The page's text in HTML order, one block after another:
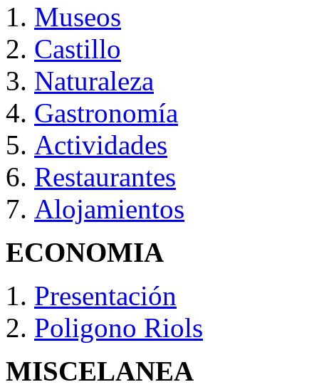
Museos
Castillo
Naturaleza
Gastronomía
Actividades
Restaurantes
Alojamientos
ECONOMIA
Presentación
Poligono Riols
MISCELANEA